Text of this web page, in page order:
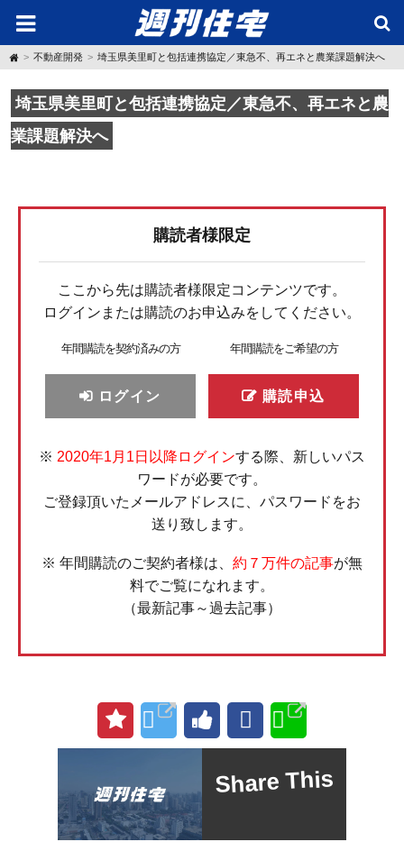
H
o
e
不動産開発 埼玉県美里町と包括連携協定／東急不、再エネと農業課題解決へ
埼玉県美里町と包括連携協定／東急不、再エネと農
業課題解決へ
購読者様限定
ここから先は購読者様限定コンテンツです。
ログインまたは購読のお申込みをしてください。
年間購読を契約済みの方
ログイン
年間購読をご希望の方
購読申込
※ 2020年1月1日以降ログインする際、新しいパス
ワードが必要です。
ご登録頂いたメールアドレスに、パスワードをお
送り致します。
※ 年間購読のご契約者様は、 約７万件の記事が無
料でご覧になれます。
（最新記事～過去記事）
Share This